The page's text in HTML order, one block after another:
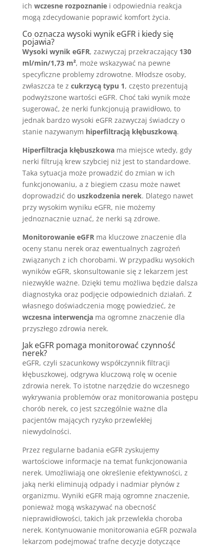
ich wczesne rozpoznaniei odpowiednia reakcja
mogą zdecydowanie poprawić komfort życia.
Co oznacza wysoki wynik eGFR i kiedy się
pojawia?
Wysoki wynik eGFR, zazwyczaj przekraczający 130
ml/min/1,73 m², może wskazywać na pewne
specyficzne problemy zdrowotne. Młodsze osoby,
zwłaszcza te z cukrzycą typu 1, często prezentują
podwyższone wartości eGFR. Choć taki wynik może
sugerować, że nerki funkcjonują prawidłowo, to
jednak bardzo wysoki eGFR zazwyczaj świadczy o
stanie nazywanym hiperfiltracją kłębuszkową.
Hiperfiltracja kłębuszkowama miejsce wtedy, gdy
nerki filtrują krew szybciej niż jest to standardowe.
Taka sytuacja może prowadzić do zmian w ich
funkcjonowaniu, a z biegiem czasu może nawet
doprowadzić do uszkodzenia nerek. Dlatego nawet
przy wysokim wyniku eGFR, nie możemy
jednoznacznie uznać, że nerki są zdrowe.
Monitorowanie eGFRma kluczowe znaczenie dla
oceny stanu nerek oraz ewentualnych zagrożeń
związanych z ich chorobami. W przypadku wysokich
wyników eGFR, skonsultowanie się z lekarzem jest
niezwykle ważne. Dzięki temu możliwa będzie dalsza
diagnostyka oraz podjęcie odpowiednich działań. Z
własnego doświadczenia mogę powiedzieć, że
wczesna interwencjama ogromne znaczenie dla
przyszłego zdrowia nerek.
Jak eGFR pomaga monitorować czynność
nerek?
eGFR, czyli szacunkowy współczynnik filtracji
kłębuszkowej, odgrywa kluczową rolę w ocenie
zdrowia nerek. To istotne narzędzie do wczesnego
wykrywania problemów oraz monitorowania postępu
chorób nerek, co jest szczególnie ważne dla
pacjentów mających ryzyko przewlekłej
niewydolności.
Przez regularne badania eGFR zyskujemy
wartościowe informacje na temat funkcjonowania
nerek. Umożliwiają one określenie efektywności, z
jaką nerki eliminują odpady i nadmiar płynów z
organizmu. Wyniki eGFR mają ogromne znaczenie,
ponieważ mogą wskazywać na obecność
nieprawidłowości, takich jak przewlekła choroba
nerek. Kontynuowanie monitorowania eGFR pozwala
lekarzom podejmować trafne decyzje dotyczące